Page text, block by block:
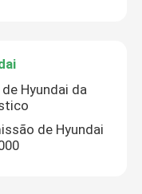
Hyundai da
de Hyundai